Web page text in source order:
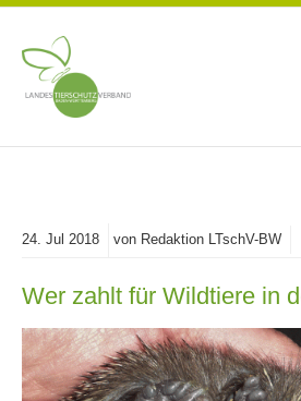
24. Jul 2018 von Redaktion LTschV-BW
Wer zahlt für Wildtiere in